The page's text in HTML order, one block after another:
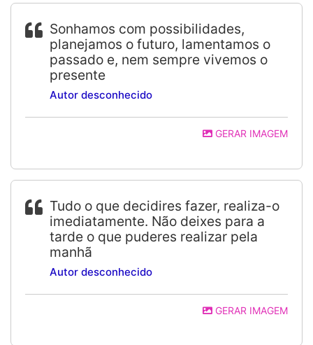
Sonhamos com possibilidades,
planejamos o futuro, lamentamos o
passado e, nem sempre vivemos o
presente
Autor desconhecido
GERAR IMAGEM
Tudo o que decidires fazer, realiza-o
imediatamente. Não deixes para a
tarde o que puderes realizar pela
manhã
Autor desconhecido
GERAR IMAGEM